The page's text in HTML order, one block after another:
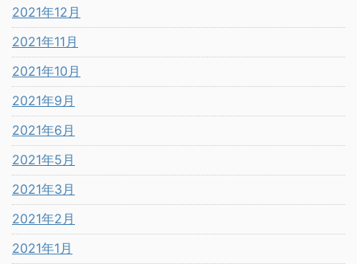
2021年12月
2021年11月
2021年10月
2021年9月
2021年6月
2021年5月
2021年3月
2021年2月
2021年1月